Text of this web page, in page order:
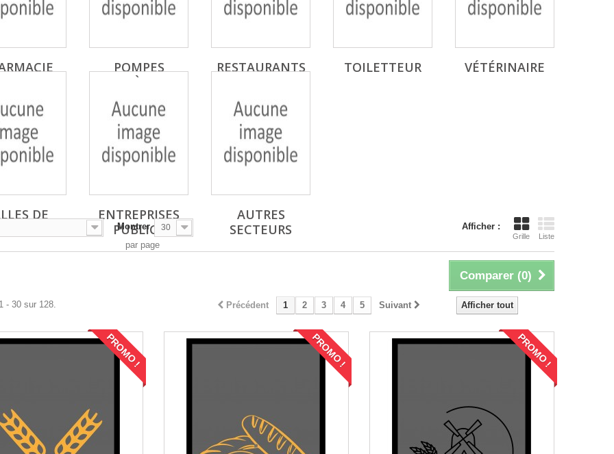
POMPES
FUNÈBRES
RESTAURANTS TOILETTEUR VÉTÉRINAIRE
DE
ENTREPRISES
PUBLICS
AUTRES
SECTEURS
Afficher :
Grille Liste
Montrer 30
par page
Comparer (0)
Afficher tout
Précédent 1 2 3 4 5 Suivant
- 30 sur 128.
PROMO ! PROMO ! PROMO !